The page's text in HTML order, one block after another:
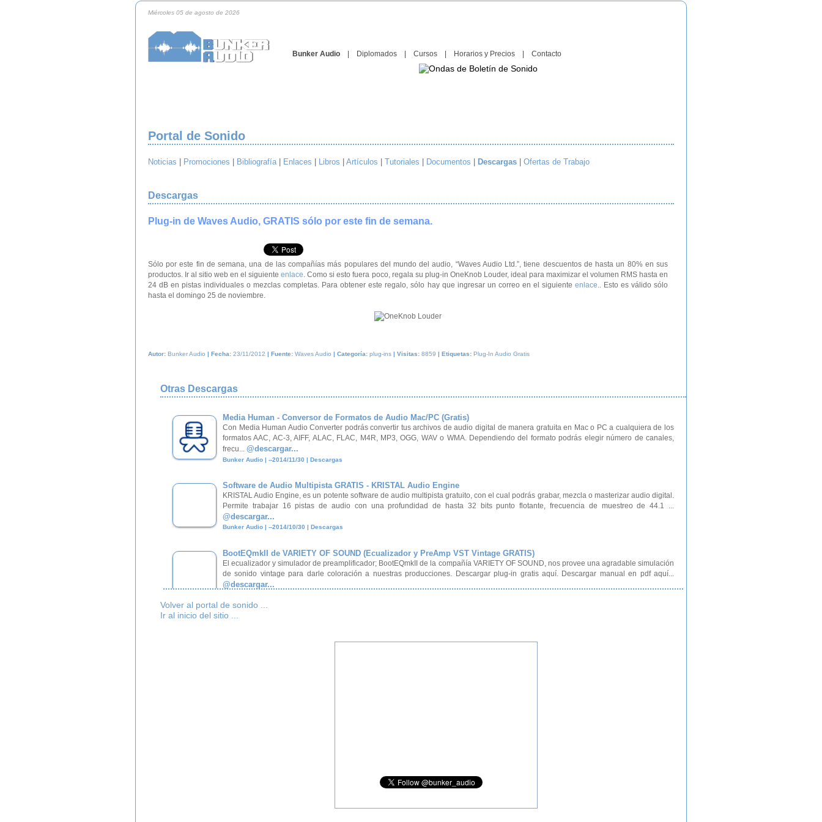
Miércoles 05 de agosto de 2026
Bunker Audio Diplomados Cursos Horarios y Precios Contacto
Portal de Sonido
Noticias Promociones Bibliografía| Enlaces Libros Artículos Tutoriales Documentos Descargas Ofertas de Trabajo
Descargas
Plug-in de Waves Audio, GRATIS sólo por este fin de semana.
Sólo por este fin de semana, una de las compañías más populares del mundo del audio, “Waves Audio Ltd.”, tiene descuentos de hasta un 80% en sus
productos. Ir al sitio web en el siguienteenlace. Como si esto fuera poco, regala su plug-in OneKnob Louder, ideal para maximizar el volumen RMS hasta en
24 dB en pistas individuales o mezclas completas. Para obtener este regalo, sólo hay que ingresar un correo en el siguiente enlace.. Esto es válido sólo
hasta el domingo 25 de noviembre.
Autor: Bunker Audio | Fecha: 23/11/2012 | Fuente: Waves Audio | Categoría: plug-ins | Visitas: 8859 | Etiquetas: Plug-In Audio Gratis
Otras Descargas
Media Human - Conversor de Formatos de Audio Mac/PC (Gratis)
Con Media Human Audio Converter podrás convertir tus archivos de audio digital de manera gratuita en Mac o PC a cualquiera de los
formatos AAC, AC-3, AIFF, ALAC, FLAC, M4R, MP3, OGG, WAV o WMA. Dependiendo del formato podrás elegir número de canales,
frecu... @descargar...
Bunker Audio | --2014/11/30 | Descargas
Software de Audio Multipista GRATIS - KRISTAL Audio Engine
KRISTAL Audio Engine, es un potente software de audio multipista gratuito, con el cual podrás grabar, mezcla o masterizar audio digital.
Permite trabajar 16 pistas de audio con una profundidad de hasta 32 bits punto flotante, frecuencia de muestreo de 44.1 ...
@descargar...
Bunker Audio | --2014/10/30 | Descargas
BootEQmkII de VARIETY OF SOUND (Ecualizador y PreAmp VST Vintage GRATIS)
El ecualizador y simulador de preamplificador; BootEQmkII de la compañía VARIETY OF SOUND, nos provee una agradable simulación
de sonido vintage para darle coloración a nuestras producciones. Descargar plug-in gratis aquí. Descargar manual en pdf aquí...
@descargar...
Flanger Vintage gratuito de la compañía Blue Cat Audio
producciones de los años 70’s y 80’s para baterías, sintetizadores, guitarras e incluso voces. El efecto posee varios parám...
de la compañía GTG. Su tamaño es extremadamente reducido, permite una rápida instalación y fácil utilización. Tiene int...
Volver al portal de sonido ...
Ir al inicio del sitio ...